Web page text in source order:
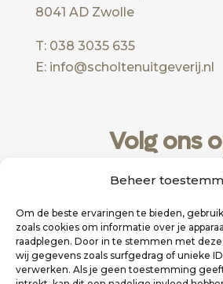
Beheer
Om de beste ervaringen te bieden,
zoals cookies om informatie over je
raadplegen. Door in te stemmen met
wij gegevens zoals surfgedrag of unieke
verwerken. Als je geen toestemming
8041 AD Zwolle
T: 038 3035 635
E: info@scholtenuitgeverij.nl
Volg ons